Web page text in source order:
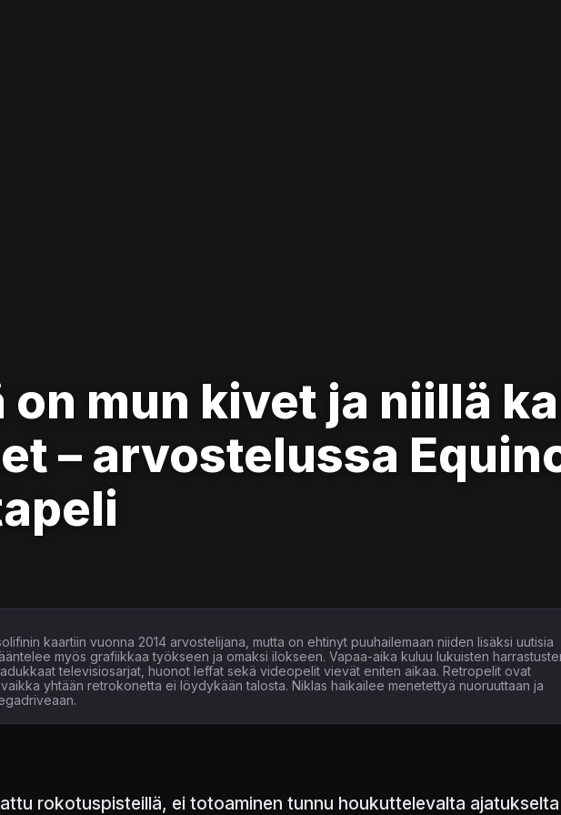
on mun kivet ja niillä
– arvostelussa
kaartiin vuonna 2014 arvostelijana, mutta on ehtinyt puuhailemaan niiden lisäksi uutisia
myös grafiikkaa työkseen ja omaksi ilokseen. Vapaa-aika kuluu lukuisten
televisiosarjat, huonot leffat sekä videopelit vievät eniten aikaa. Retropelit ovat
yhtään retrokonetta ei löydykään talosta. Niklas haikailee menetettyä nuoruuttaan ja
rokotuspisteillä, ei totoaminen tunnu houkuttelevalta